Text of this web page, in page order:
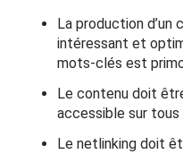
La production
intéressant et
mots-clés est
Le contenu doit
accessible sur
Le netlinking doit